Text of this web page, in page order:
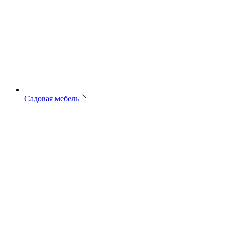
Садовая мебель